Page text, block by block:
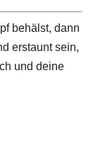
behälst, dann
erstaunt sein,
und deine